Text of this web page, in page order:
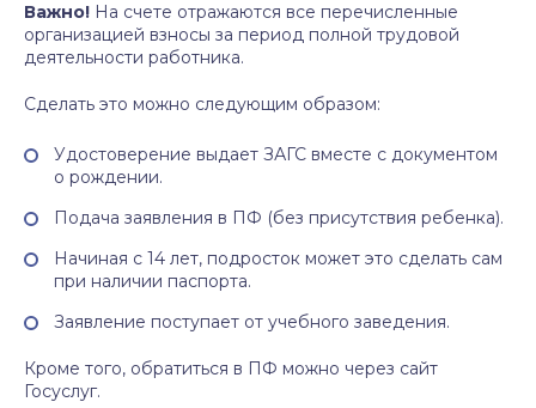
Важно! На счете отражаются все перечисленные
организацией взносы за период полной трудовой
деятельности работника.
Сделать это можно следующим образом:
Удостоверение выдает ЗАГС вместе с документом
о рождении.
Подача заявления в ПФ (без присутствия ребенка).
Начиная с 14 лет, подросток может это сделать сам
при наличии паспорта.
Заявление поступает от учебного заведения.
Кроме того, обратиться в ПФ можно через сайт
Госуслуг.